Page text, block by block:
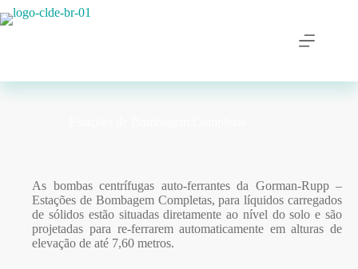
As bombas centrífugas auto-ferrantes da Gorman-Rupp –
Estações de Bombagem Completas,para líquidos carregados
de sólidos estão situadas diretamente ao nível do solo e são
projetadas para re-ferrarem automaticamente em alturas de
elevação de até 7,60 metros.